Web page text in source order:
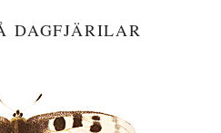
DAGFJÄRILAR